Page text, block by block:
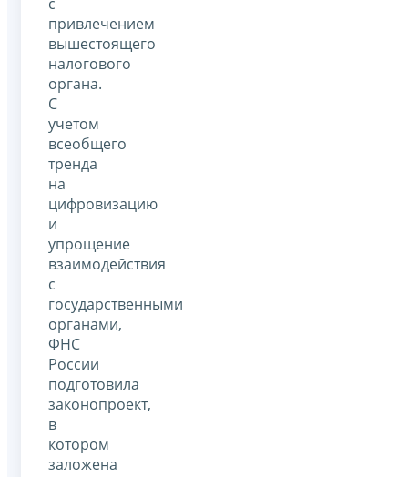
привлечением
вышестоящего
налогового
органа.
С
учетом
всеобщего
тренда
на
цифровизацию
и
упрощение
взаимодействия
с
государственными
органами,
ФНС
России
подготовила
законопроект,
в
котором
заложена